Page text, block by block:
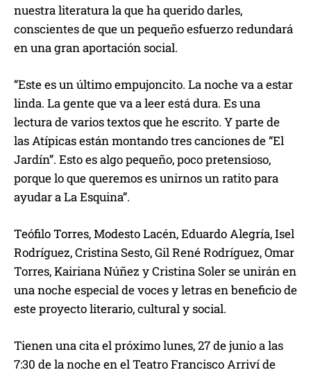
nuestra literatura la que ha querido darles,
conscientes de que un pequeño esfuerzo redundará
en una gran aportación social.
“Este es un último empujoncito. La noche va a estar
linda. La gente que va a leer está dura. Es una
lectura de varios textos que he escrito. Y parte de
las Atípicas están montando tres canciones de “El
Jardín”. Esto es algo pequeño, poco pretensioso,
porque lo que queremos es unirnos un ratito para
ayudar a La Esquina”.
Teófilo Torres, Modesto Lacén, Eduardo Alegría, Isel
Rodríguez, Cristina Sesto, Gil René Rodríguez, Omar
Torres, Kairiana Núñez y Cristina Soler se unirán en
una noche especial de voces y letras en beneficio de
este proyecto literario, cultural y social.
Tienen una cita el próximo lunes, 27 de junio a las
7:30 de la noche en el Teatro Francisco Arriví de